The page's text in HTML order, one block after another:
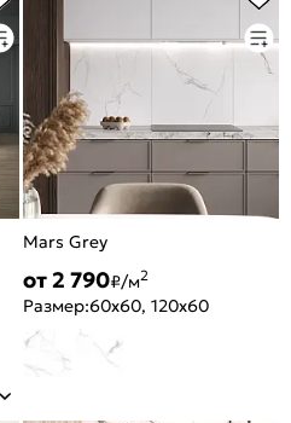
Mars Grey
от 2 790₽/м2
Размер:60x60, 120x60